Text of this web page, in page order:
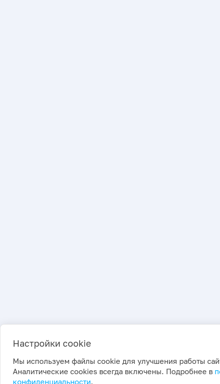
Настройки cookie
Мы используем файлы cookie для улучшения работы
Аналитические cookies всегда включены. Подробнее в
конфиденциальности.